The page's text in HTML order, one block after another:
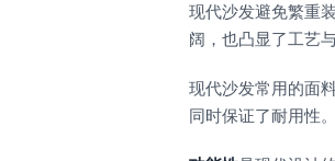
现代沙发避免繁重
阔，也凸显了工艺
现代沙发常用的面
同时保证了耐用性。